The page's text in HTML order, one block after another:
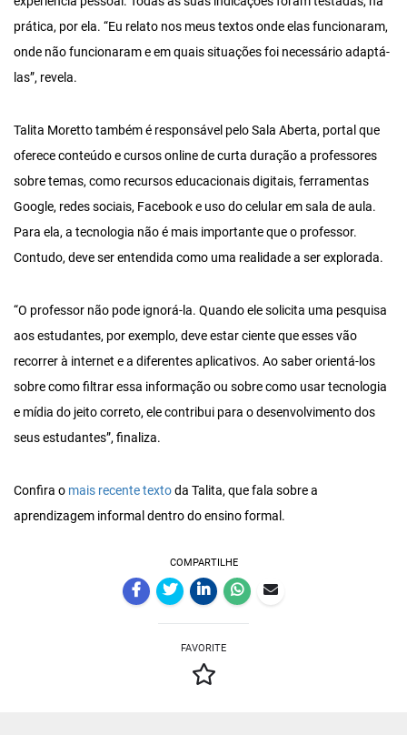
prática, por ela. “Eu relato nos meus textos onde elas funcionaram,
onde não funcionaram e em quais situações foi necessário adaptá-
las”, revela.
Talita Moretto também é responsável pelo Sala Aberta, portal que
oferece conteúdo e cursos online de curta duração a professores
sobre temas, como recursos educacionais digitais, ferramentas
Google, redes sociais, Facebook e uso do celular em sala de aula.
Para ela, a tecnologia não é mais importante que o professor.
Contudo, deve ser entendida como uma realidade a ser explorada.
“O professor não pode ignorá-la. Quando ele solicita uma pesquisa
aos estudantes, por exemplo, deve estar ciente que esses vão
recorrer à internet e a diferentes aplicativos. Ao saber orientá-los
sobre como filtrar essa informação ou sobre como usar tecnologia
e mídia do jeito correto, ele contribui para o desenvolvimento dos
seus estudantes”, finaliza.
Confira o mais recente textoda Talita, que fala sobre a
aprendizagem informal dentro do ensino formal.
COMPARTILHE
FAVORITE